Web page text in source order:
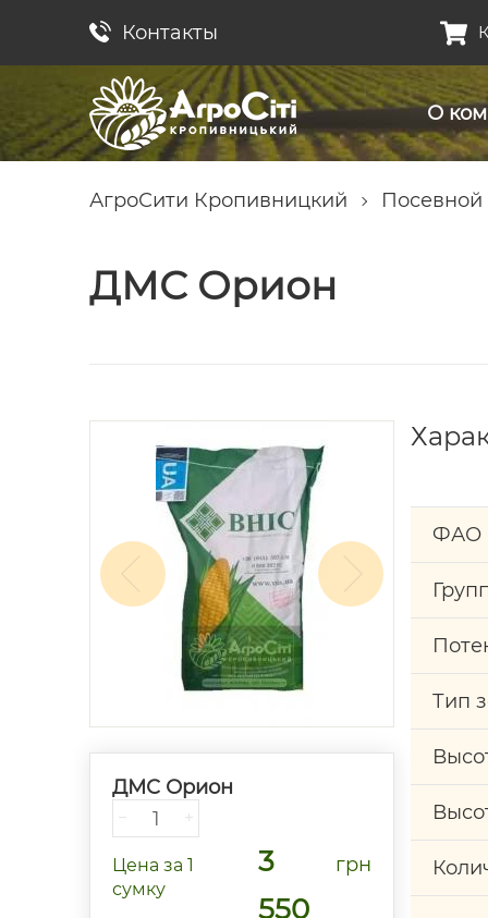
Контакты
О
АгроСити Кропивницкий Посевной
ДМС Орион
ДМС Орион
− +
Цена за 1
сумку
3
550
грн
ФАО
Тип